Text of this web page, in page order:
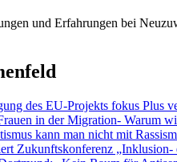
und Erfahrungen bei
des EU-Projekts fokus Plus
in der Migration- Warum
kann man nicht mit
Zukunftskonferenz